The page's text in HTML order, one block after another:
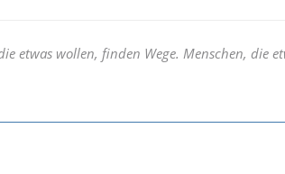
etwas wollen, finden Wege. Menschen, die